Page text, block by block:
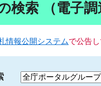
検索 （電子調
情報公開システムで公告
検